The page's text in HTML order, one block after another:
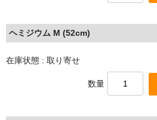
ヘミジウム M (52cm)
在庫状態 : 取り寄せ
数量